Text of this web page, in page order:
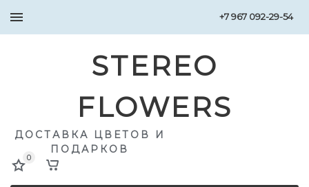
+7 967 092-29-54
STEREO
FLOWERS
ДОСТАВКА ЦВЕТОВ И
ПОДАРКОВ
0